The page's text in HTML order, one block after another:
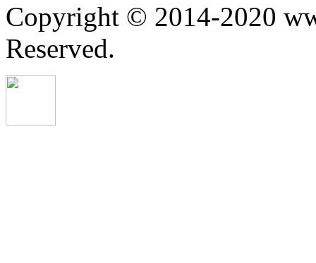
Copyright © 2014-2020
Reserved.